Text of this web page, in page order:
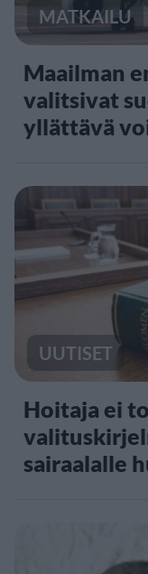
MATKAILU
Maailman
valitsivat
yllättävä
UUTISET
Hoitaja ei
sairaalalle